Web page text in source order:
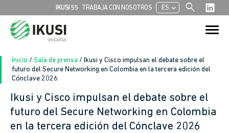
IKUSI 55 TRABAJA CON NOSOTROS ESchevron_left search
Buscar:
Botón de
Inicio / Sala de prensa / Ikusi y Cisco impulsan el debate sobre el
futuro del Secure Networking en Colombia en la tercera edición del
Cónclave 2026
Ikusi y Cisco impulsan el debate sobre el
futuro del Secure Networking en Colombia
en la tercera edición del Cónclave 2026